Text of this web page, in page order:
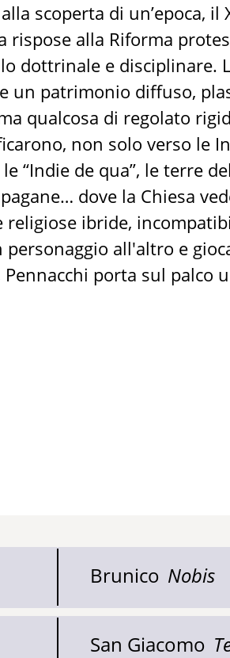
scoperta di un’epoca, il
rispose alla Riforma
dottrinale e disciplinare.
un patrimonio diffuso,
qualcosa di regolato
non solo verso le
“Indie de qua”, le terre
dove la Chiesa
ibride,
all'altro e
porta sul palco
Brunico Nobis
San Giacomo